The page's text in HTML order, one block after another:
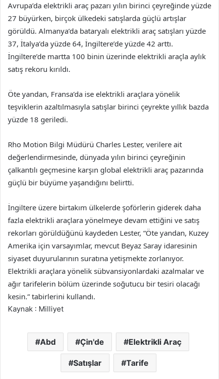
Avrupa’da elektrikli araç pazarı yılın birinci çeyreğinde yüzde
27 büyürken, birçok ülkedeki satışlarda güçlü artışlar
görüldü. Almanya’da bataryalı elektrikli araç satışları yüzde
37, İtalya’da yüzde 64, İngiltere’de yüzde 42 arttı.
İngiltere’de martta 100 binin üzerinde elektrikli araçla aylık
satış rekoru kırıldı.
Öte yandan, Fransa’da ise elektrikli araçlara yönelik
teşviklerin azaltılmasıyla satışlar birinci çeyrekte yıllık bazda
yüzde 18 geriledi.
Rho Motion Bilgi Müdürü Charles Lester, verilere ait
değerlendirmesinde, dünyada yılın birinci çeyreğinin
çalkantılı geçmesine karşın global elektrikli araç pazarında
güçlü bir büyüme yaşandığını belirtti.
İngiltere üzere birtakım ülkelerde şoförlerin giderek daha
fazla elektrikli araçlara yönelmeye devam ettiğini ve satış
rekorları görüldüğünü kaydeden Lester, “Öte yandan, Kuzey
Amerika için varsayımlar, mevcut Beyaz Saray idaresinin
siyaset duyurularının suratına yetişmekte zorlanıyor.
Elektrikli araçlara yönelik sübvansiyonlardaki azalmalar ve
ağır tarifelerin bölüm üzerinde soğutucu bir tesiri olacağı
kesin.” tabirlerini kullandı.
Kaynak : Milliyet
Abd Çin'de Elektrikli Araç
Satışlar Tarife